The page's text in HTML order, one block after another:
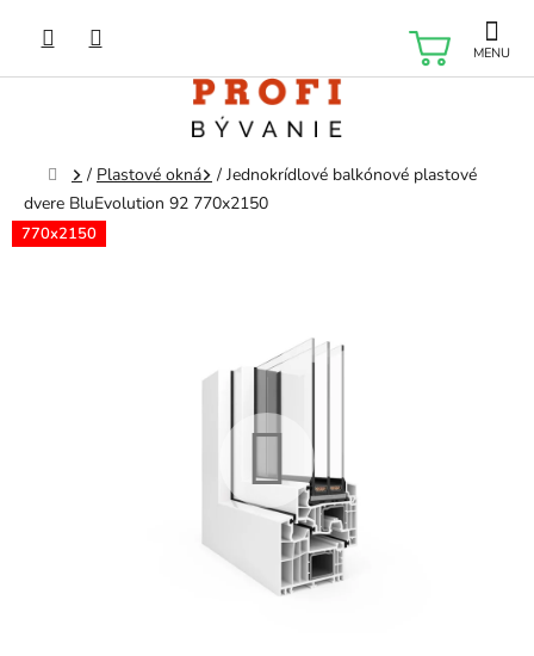
obsah
Domov
/ Plastové okná / Jednokrídlové balkónové plastové
dvere BluEvolution 92 770x2150
770x2150